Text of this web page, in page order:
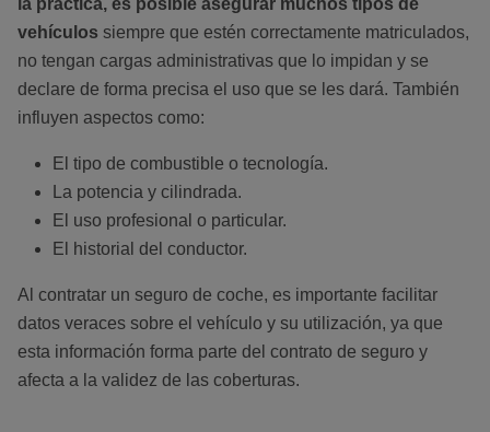
la práctica, es posible asegurar muchos tipos de
vehículos siempre que estén correctamente matriculados,
no tengan cargas administrativas que lo impidan y se
declare de forma precisa el uso que se les dará. También
influyen aspectos como:
El tipo de combustible o tecnología.
La potencia y cilindrada.
El uso profesional o particular.
El historial del conductor.
Al contratar un seguro de coche, es importante facilitar
datos veraces sobre el vehículo y su utilización, ya que
esta información forma parte del contrato de seguro y
afecta a la validez de las coberturas.